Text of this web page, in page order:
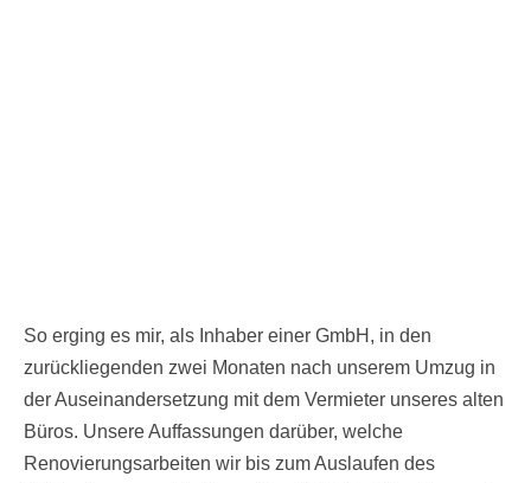
So erging es mir, als Inhaber einer GmbH, in den
zurückliegenden zwei Monaten nach unserem Umzug in
der Auseinandersetzung mit dem Vermieter unseres alten
Büros. Unsere Auffassungen darüber, welche
Renovierungsarbeiten wir bis zum Auslaufen des